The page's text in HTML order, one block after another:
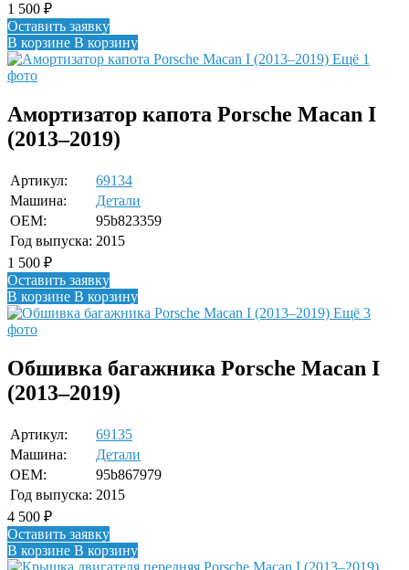
1 500 ₽
Оставить заявку
В корзине В корзину
Ещё 1
фото
Амортизатор капота Porsche Macan I
(2013–2019)
Артикул:
69134
Машина:
Детали
OEM:
95b823359
Год выпуска: 2015
1 500 ₽
Оставить заявку
В корзине В корзину
Ещё 3
фото
Обшивка багажника Porsche Macan I
(2013–2019)
Артикул:
69135
Машина:
Детали
OEM:
95b867979
Год выпуска: 2015
4 500 ₽
Оставить заявку
В корзине В корзину